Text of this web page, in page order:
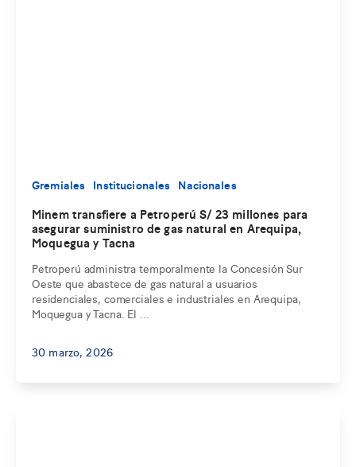
Gremiales Institucionales Nacionales
Minem transfiere a Petroperú S/ 23 millones para
asegurar suministro de gas natural en Arequipa,
Moquegua y Tacna
Petroperú administra temporalmente la Concesión Sur
Oeste que abastece de gas natural a usuarios
residenciales, comerciales e industriales en Arequipa,
Moquegua y Tacna. El ...
30 marzo, 2026